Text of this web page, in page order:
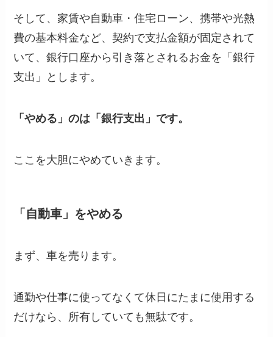
そして、家賃や自動車・住宅ローン、携帯や光熱
費の基本料金など、契約で支払金額が固定されて
いて、銀行口座から引き落とされるお金を 「銀行
支出」
とします。
「やめる」のは「銀行支出」です。
ここを大胆にやめていきます。
「自動車」をやめる
まず、車を売ります。
通勤や仕事に使ってなくて休日にたまに使用する
だけなら、所有していても無駄です。